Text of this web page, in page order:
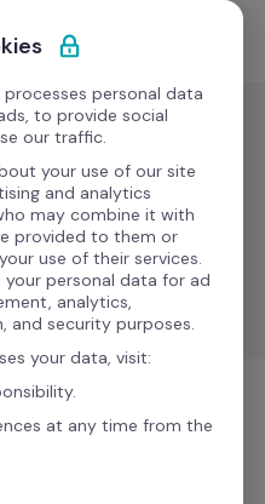
Comece grátis
de IT e simplifique os
processes personal data
to provide social
our traffic.
your use of our site
and analytics
may combine it with
provided to them or
use of their services.
personal data for ad
analytics,
and security purposes.
your data, visit:
at any time from the